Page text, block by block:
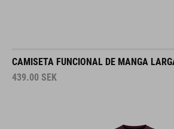
CAMISETA FUNCIONAL DE MANGA
439.00 SEK